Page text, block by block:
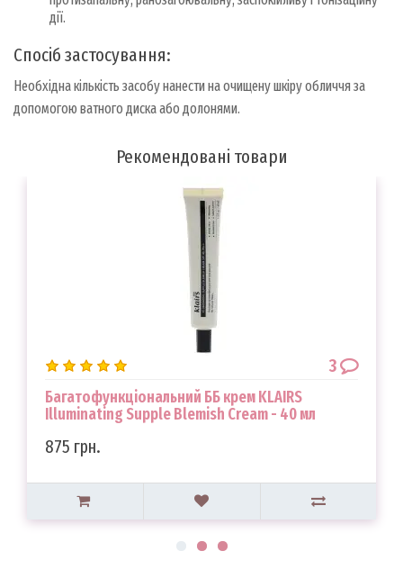
дії.
Спосіб застосування:
Необхідна кількість засобу нанести на очищену шкіру обличчя за
допомогою ватного диска або долонями.
Рекомендовані товари
3
Багатофункціональний ББ крем KLAIRS
Illuminating Supple Blemish Cream - 40 мл
875 грн.